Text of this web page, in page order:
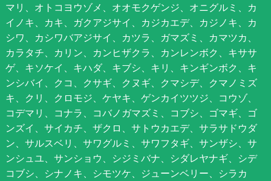
マリ、オトコヨウゾメ、オオモクゲンジ、オニグルミ、カ
イノキ、カキ、ガクアジサイ、カジカエデ、カジノキ、カ
シワ、カシワバアジサイ、カツラ、ガマズミ、カマツカ、
カラタチ、カリン、カンヒザクラ、カンレンボク、キササ
ゲ、キソケイ、キハダ、キブシ、キリ、キンギンボク、キ
ンシバイ、クコ、クサギ、クヌギ、クマシデ、クマノミズ
キ、クリ、クロモジ、ケヤキ、ゲンカイツツジ、コウゾ、
コデマリ、コナラ、コバノガマズミ、コブシ、ゴマギ、ゴ
ンズイ、サイカチ、ザクロ、サトウカエデ、サラサドウダ
ン、サルスベリ、サワグルミ、サワフタギ、サンザシ、サ
ンシュユ、サンショウ、シジミバナ、シダレヤナギ、シデ
コブシ、シナノキ、シモツケ、ジューンベリー、シラカ